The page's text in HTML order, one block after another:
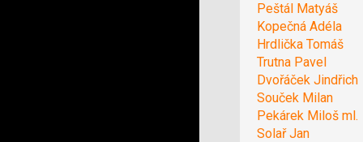
Peštál Matyáš
Kopečná Adéla
Hrdlička Tomáš
Trutna Pavel
Dvořáček Jindřich
Souček Milan
Pekárek Miloš ml.
Solař Jan